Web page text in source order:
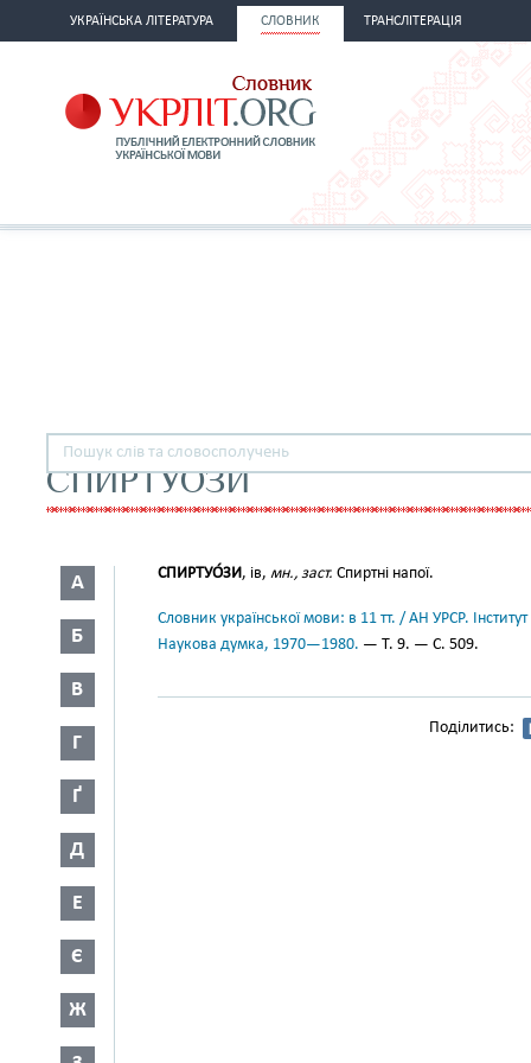
УКРАЇНСЬКА ЛІТЕРАТУРА СЛОВНИК ТРАНСЛІТЕРАЦІЯ
СПИРТУОЗИ
А
Б
В
Г
Ґ
Д
Е
Є
Ж
СПИРТУО́ЗИ, ів, мн., заст. Спиртні напої.
Словник української мови: в 11 тт. / АН УРСР.
Наукова думка, 1970—1980. — Т. 9. — С. 509.
Поділитись: